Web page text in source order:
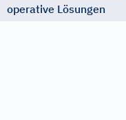
operative Lösungen